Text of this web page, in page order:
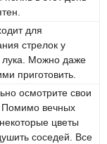
для
стрелок у
лука. Можно даже
приготовить.
осмотрите свои
Помимо вечных
цветы
соседей. Все